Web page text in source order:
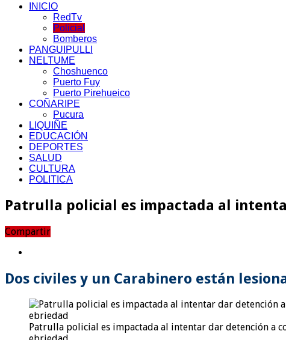
INICIO
RedTv
Policial
Bomberos
PANGUIPULLI
NELTUME
Choshuenco
Puerto Fuy
Puerto Pirehueico
COÑARIPE
Pucura
LIQUIÑE
EDUCACIÓN
DEPORTES
SALUD
CULTURA
POLITICA
Patrulla policial es impactada al
Compartir
Dos civiles y un Carabinero están
Patrulla policial es impactada al intentar dar detención a